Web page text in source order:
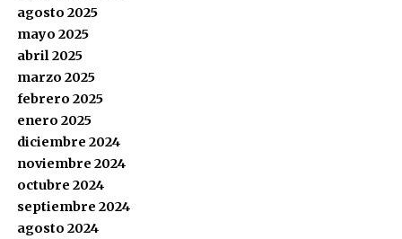
agosto 2025
mayo 2025
abril 2025
marzo 2025
febrero 2025
enero 2025
diciembre 2024
noviembre 2024
octubre 2024
septiembre 2024
agosto 2024